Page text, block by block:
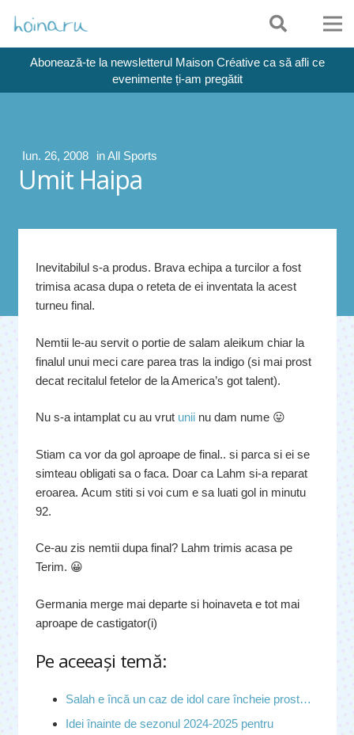
Abonează-te la newsletterul Maison Créative ca să afli ce
evenimente ți-am pregătit
Iun. 26, 2008 inAll Sports
Umit Haipa
Inevitabilul s-a produs. Brava echipa a turcilor a fost
trimisa acasa dupa o reteta de ei inventata la acest
turneu final.
Nemtii le-au servit o portie de salam aleikum chiar la
finalul unui meci care parea tras la indigo (si mai prost
decat recitalul fetelor de la America’s got talent).
Nu s-a intamplat cu au vrut unii nu dam nume 😛
Stiam ca vor da gol aproape de final.. si parca si ei se
simteau obligati sa o faca. Doar ca Lahm si-a reparat
eroarea. Acum stiti si voi cum e sa luati gol in minutu
92.
Ce-au zis nemtii dupa final? Lahm trimis acasa pe
Terim. 😀
Germania merge mai departe si hoinaveta e tot mai
aproape de castigator(i)
Pe aceeaşi temă:
Salah e încă un caz de idol care încheie prost…
Idei înainte de sezonul 2024-2025 pentru